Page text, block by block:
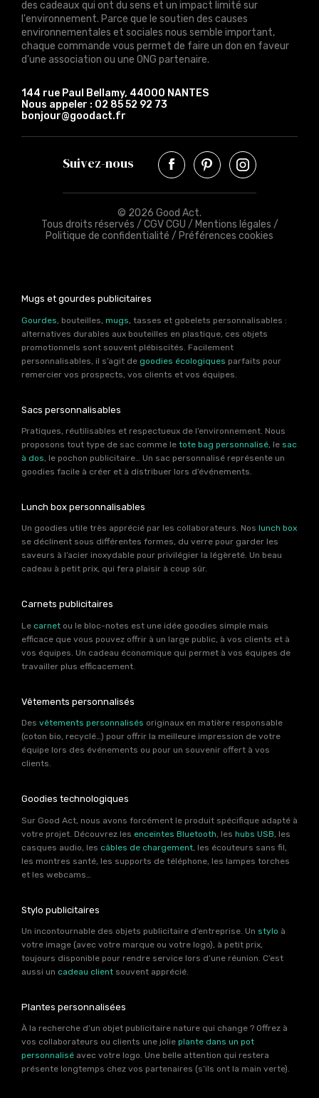
des cadeaux qui ont du sens et un impact limité sur
l'environnement. Parce que le soutien des causes
environnementales et sociales nous semble important,
chaque commande vous permet de faire un don en faveur
d'une association ou une ONG partenaire.
144 rue Paul Bellamy, 44000 NANTES
Nous appeler : 02 85 52 92 73
bonjour@goodact.fr
Suivez-nous
© 2026 Good Act.
Tous droits réservés / CGV CGU / Mentions légales /
Politique de confidentialité / Préférences cookies
Mugs et gourdes publicitaires
Gourdes , bouteilles, mugs , tasses et gobelets personnalisables :
alternatives durables aux bouteilles en plastique, ces objets
promotionnels sont souvent plébiscités. Facilement
personnalisables, il s’agit de goodies écologiques parfaits pour
remercier vos prospects, vos clients et vos équipes.
Sacs personnalisables
Pratiques, réutilisables et respectueux de l’environnement. Nous
proposons tout type de sac comme le tote bag personnalisé, le sac
à dos, le pochon publicitaire… Un sac personnalisé représente un
goodies facile à créer et à distribuer lors d’événements.
Lunch box personnalisables
Un goodies utile très apprécié par les collaborateurs. Nos lunch box
se déclinent sous différentes formes, du verre pour garder les
saveurs à l’acier inoxydable pour privilégier la légèreté. Un beau
cadeau à petit prix, qui fera plaisir à coup sûr.
Carnets publicitaires
Le carnet ou le bloc-notes est une idée goodies simple mais
efficace que vous pouvez offrir à un large public, à vos clients et à
vos équipes. Un cadeau économique qui permet à vos équipes de
travailler plus efficacement.
Vêtements personnalisés
Des vêtements personnalisés originaux en matière responsable
(coton bio, recyclé…) pour offrir la meilleure impression de votre
équipe lors des événements ou pour un souvenir offert à vos
clients.
Goodies technologiques
Sur Good Act, nous avons forcément le produit spécifique adapté à
votre projet. Découvrez les enceintes Bluetooth , les hubs USB , les
casques audio, les câbles de chargement , les écouteurs sans fil,
les montres santé, les supports de téléphone, les lampes torches
et les webcams…
Stylo publicitaires
Un incontournable des objets publicitaire d’entreprise. Un stylo à
votre image (avec votre marque ou votre logo), à petit prix,
toujours disponible pour rendre service lors d’une réunion. C’est
aussi un cadeau client souvent apprécié.
Plantes personnalisées
À la recherche d’un objet publicitaire nature qui change ? Offrez à
vos collaborateurs ou clients une jolie plante dans un pot
personnalisé avec votre logo. Une belle attention qui restera
présente longtemps chez vos partenaires (s’ils ont la main verte).